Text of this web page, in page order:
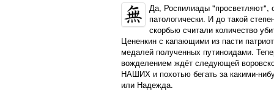
Да, Роспилиады "просветляют",
патологически. И до такой
скорбью считали количество
Цененкин с капающими из пасти
медалей полученных путиноидами.
вожделением ждёт следующей
НАШИХ и похотью бегать за какими-
или Надежда.